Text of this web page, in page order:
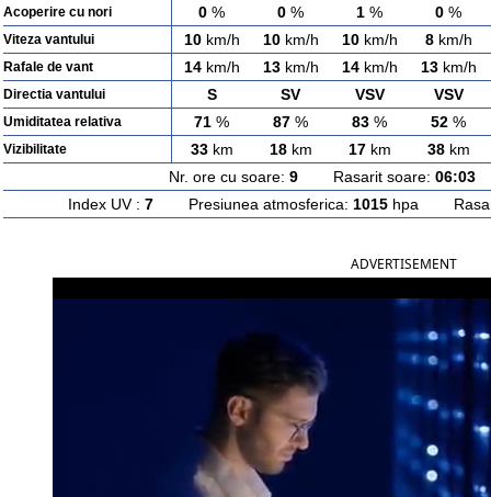
Acoperire cu nori 0 % 0 % 1 % 0 %
Viteza vantului 10km/h 10km/h 10km/h 8km/h
Rafale de vant 14km/h 13km/h 14km/h 13km/h
Directia vantului S SV VSV VSV
Umiditatea relativa 71 % 87 % 83 % 52 %
Vizibilitate 33km 18km 17km 38km
Nr. ore cu soare: 9Rasarit soare: 06:03
Index UV : 7Presiunea atmosferica: 1015hpa
ADVERTISEMENT